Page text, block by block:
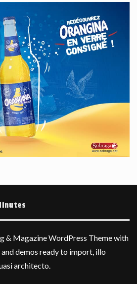
& Magazine WordPress Theme with
demos ready to import, illo
architecto.